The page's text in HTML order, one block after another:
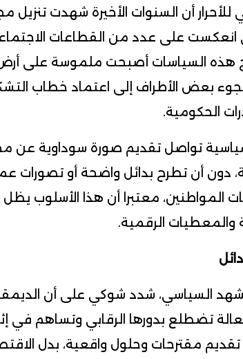
أن السنوات الأخيرة شهدت تنزيل
انعكست على عدد من القطاعات
هذه السياسات أصبحت ملموسة على أرض
بعض الأطراف إلى اعتماد خطاب
الحكومية.
تواصل تقديم صورة سوداوية عن
دون أن تطرح بدائل واضحة أو تصورات
المواطنين، معتبرا أن هذا الأسلوب
والمعطيات الرقمية.
السياسي، شدد شوكي على أن
تضطلع بدورها الرقابي وتساهم في
مقترحات وحلول واقعية، بدل